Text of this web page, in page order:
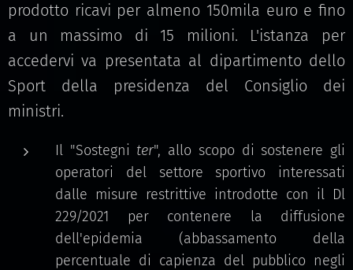
prodotto ricavi per almeno 150mila euro e fino
a un massimo di 15 milioni. L'istanza per
accedervi va presentata al dipartimento dello
Sport della presidenza del Consiglio dei
ministri.
Il "Sostegni ter", allo scopo di sostenere gli
operatori del settore sportivo interessati
dalle misure restrittive introdotte con il Dl
229/2021 per contenere la diffusione
dell'epidemia (abbassamento della
percentuale di capienza del pubblico negli